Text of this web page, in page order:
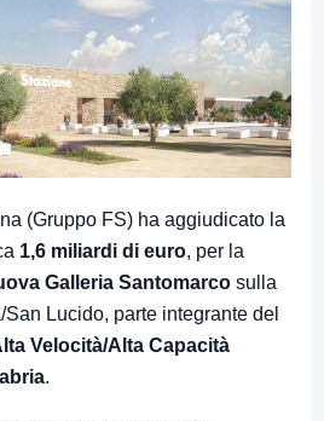
(Gruppo FS) ha aggiudicato la
1,6 miliardi di euro, per la
Galleria Santomarco sulla
Lucido, parte integrante del
Velocità/Alta Capacità
.